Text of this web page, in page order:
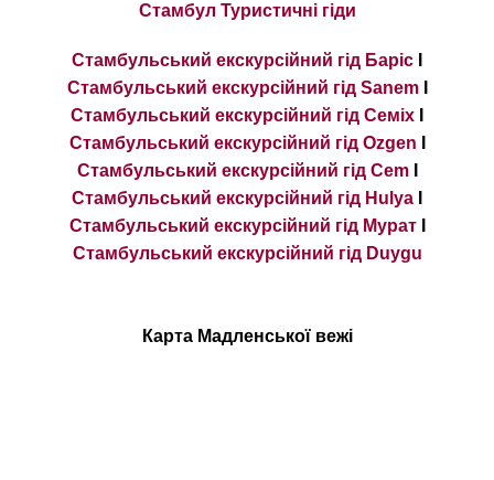
Стамбул Туристичні гіди
Стамбульський екскурсійний гід Баріс
Стамбульський екскурсійний гід SanemI
Стамбульський екскурсійний гід Семіх
Стамбульський екскурсійний гід Ozgen
Стамбульський екскурсійний гід CemI
Стамбульський екскурсійний гід Hulya
Стамбульський екскурсійний гід МуратI
Стамбульський екскурсійний гід Duygu
Карта Мадленської вежі